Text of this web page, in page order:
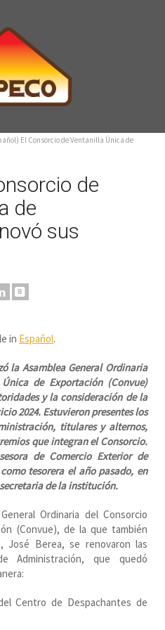
El Consorcio de Ventanilla Única de
de
de
sus
in Español.
la Asamblea General Ordinaria
de Exportación (Convue)
y la consideración de la
2024. Estuvieron presentes los
titulares y alternos,
que integran el Consorcio.
de Comercio Exterior de
tesorera el año pasado, en
de la institución.
Ordinaria del Consorcio
(Convue), de la que también
José Berea, se renovaron las
Administración, que quedó
Centro de Despachantes de